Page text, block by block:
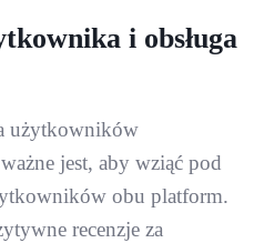
i obsługa
użytkowników
jest, aby wziąć pod
obu platform.
recenzje za